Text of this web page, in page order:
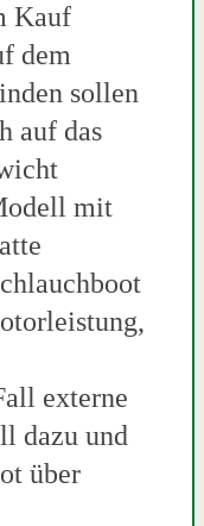
Kauf
dem
sollen
auf das
mit
externe
dazu und
über